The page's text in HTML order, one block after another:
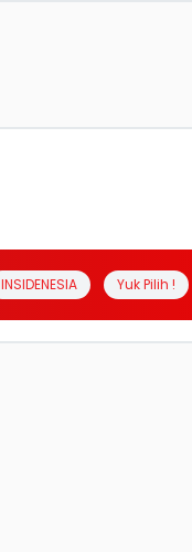
INSIDENESIA Yuk Pilih !